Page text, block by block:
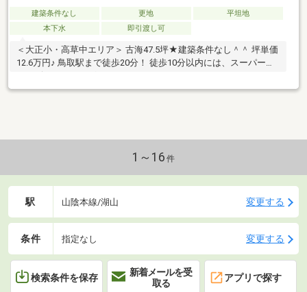
建築条件なし 更地
平坦地
本下水
即引渡し可
＜大正小・高草中エリア＞ 古海47.5坪★建築条件なし＾＾ 坪単価
12.6万円♪ 鳥取駅まで徒歩20分！ 徒歩10分以内には、スーパー、
1～16 件
駅 山陰本線/湖山 変更する
条件 指定なし 変更する
検索条件を保存
新着メールを受
取る
アプリで探す